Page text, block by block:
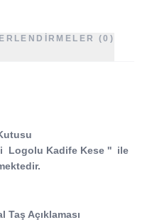
(0)
Logolu Kadife Kese '' ile
Taş Açıklaması